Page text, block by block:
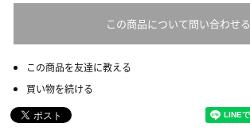
この商品について問い合わせる
この商品を友達に教える
買い物を続ける